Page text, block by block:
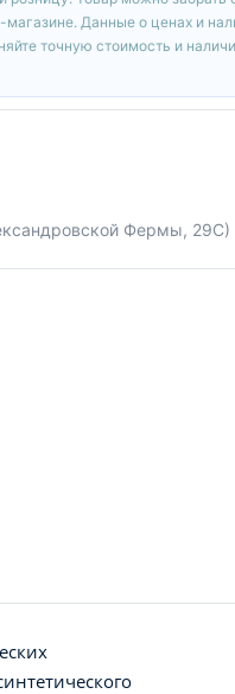
магазине. Данные о ценах и
точную стоимость и
Фермы, 29С)